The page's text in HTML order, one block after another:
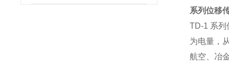
系列位移
TD-1 系列
为电量，
航空、冶